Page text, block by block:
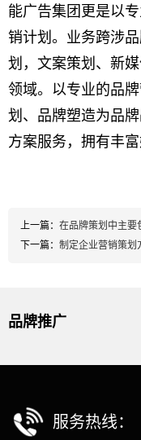
能广告集团更是以
销计划。业务跨涉
划，文案策划、新
领域。以专业的品
划、品牌塑造为品
方案服务，拥有丰
上一篇： 在品牌策划中主要
下一篇： 制定企业营销策划
品牌推广
服务热线：